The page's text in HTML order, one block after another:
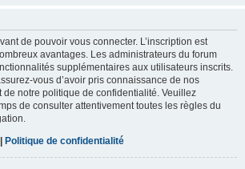
de pouvoir vous connecter. L’inscription est
avantages. Les administrateurs du forum
supplémentaires aux utilisateurs inscrits.
vous d’avoir pris connaissance de nos
de notre politique de confidentialité. Veuillez
de consulter attentivement toutes les règles du
| Politique de confidentialité